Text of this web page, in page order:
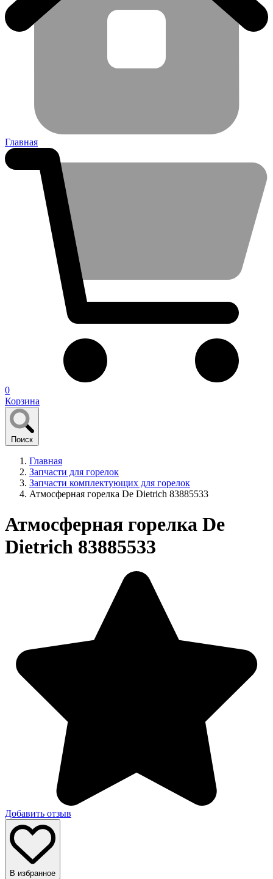
Главная
0
Корзина
Поиск
Главная
Запчасти для горелок
Запчасти комплектующих для горелок
Атмосферная горелка De Dietrich 83885533
Атмосферная горелка De
Dietrich 83885533
Добавить отзыв
В избранное